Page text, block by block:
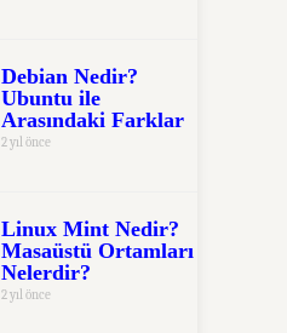
Debian Nedir?
Ubuntu ile
Arasındaki Farklar
2 yıl önce
Linux Mint Nedir?
Masaüstü Ortamları
Nelerdir?
2 yıl önce